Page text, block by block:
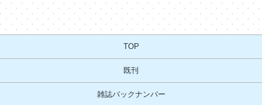
TOP
既刊
雑誌バックナンバー